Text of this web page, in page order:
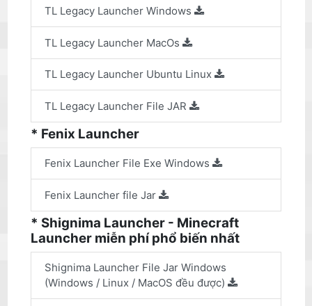
TL Legacy Launcher Windows
TL Legacy Launcher MacOs
TL Legacy Launcher Ubuntu Linux
TL Legacy Launcher File JAR
* Fenix Launcher
Fenix Launcher File Exe Windows
Fenix Launcher file Jar
* Shignima Launcher - Minecraft
Launcher miễn phí phổ biến nhất
Shignima Launcher File Jar Windows
(Windows / Linux / MacOS đều được)